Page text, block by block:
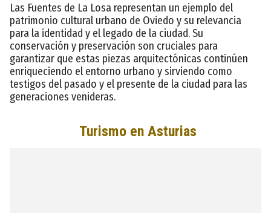
Las Fuentes de La Losa representan un ejemplo del
patrimonio cultural urbano de Oviedo y su relevancia
para la identidad y el legado de la ciudad. Su
conservación y preservación son cruciales para
garantizar que estas piezas arquitectónicas continúen
enriqueciendo el entorno urbano y sirviendo como
testigos del pasado y el presente de la ciudad para las
generaciones venideras.